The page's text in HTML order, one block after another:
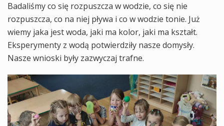
Badaliśmy co się rozpuszcza w wodzie, co się nie
rozpuszcza, co na niej pływa i co w wodzie tonie. Już
wiemy jaka jest woda, jaki ma kolor, jaki ma kształt.
Eksperymenty z wodą potwierdziły nasze domysły.
Nasze wnioski były zazwyczaj trafne.